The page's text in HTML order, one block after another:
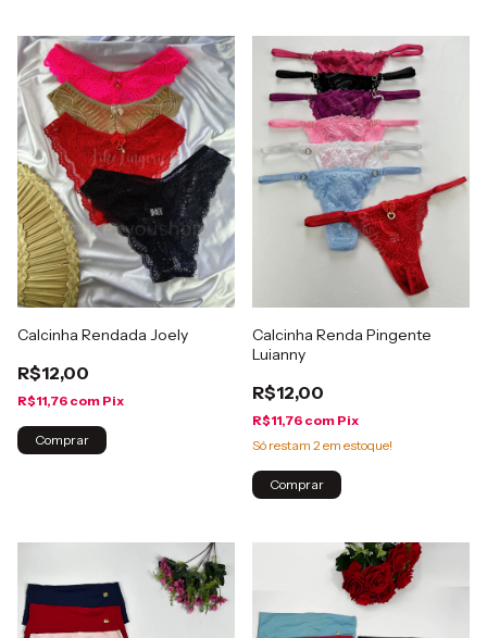
Calcinha Rendada Joely
R$12,00
R$11,76 com Pix
Comprar
Calcinha Renda Pingente
Luianny
R$12,00
R$11,76 com Pix
Só restam 2em estoque!
Comprar